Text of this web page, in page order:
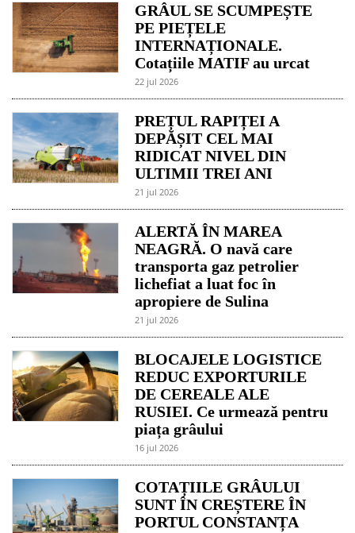
GRÂUL SE SCUMPEȘTE
PE PIEȚELE
INTERNAȚIONALE.
Cotațiile MATIF au urcat
22 jul 2026
PREȚUL RAPIȚEI A
DEPĂȘIT CEL MAI
RIDICAT NIVEL DIN
ULTIMII TREI ANI
21 jul 2026
ALERTĂ ÎN MAREA
NEAGRĂ. O navă care
transporta gaz petrolier
lichefiat a luat foc în
apropiere de Sulina
21 jul 2026
BLOCAJELE LOGISTICE
REDUC EXPORTURILE
DE CEREALE ALE
RUSIEI. Ce urmează pentru
piața grâului
16 jul 2026
COTAȚIILE GRÂULUI
SUNT ÎN CREȘTERE ÎN
PORTUL CONSTANȚA